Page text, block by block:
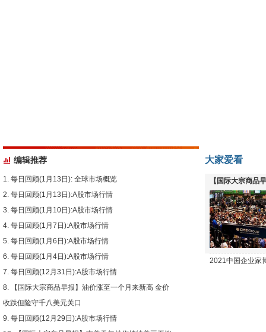
编辑推荐
每日回顾(1月13日): 全球市场概览
每日回顾(1月13日):A股市场行情
每日回顾(1月10日):A股市场行情
每日回顾(1月7日):A股市场行情
每日回顾(1月6日):A股市场行情
每日回顾(1月4日):A股市场行情
每日回顾(12月31日):A股市场行情
【国际大宗商品早报】油价涨至一个月来新高 金价
收跌但险守千八美元关口
每日回顾(12月29日):A股市场行情
大家爱看
【国际大宗商品
下跌
2021中国企业家